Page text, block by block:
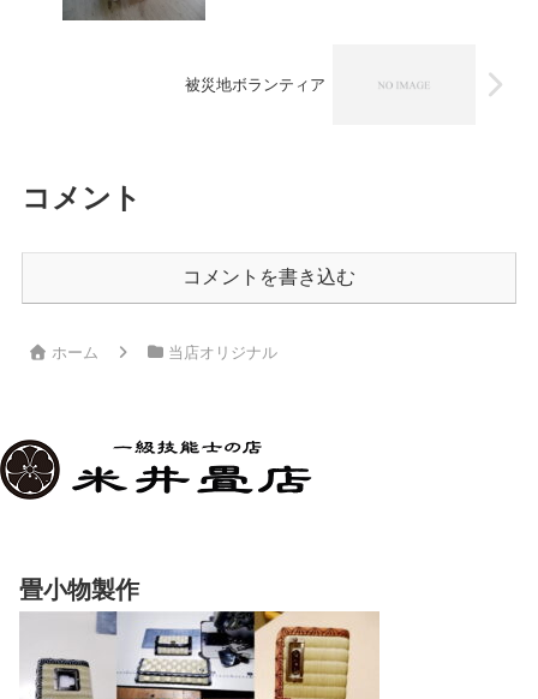
被災地ボランティア
コメント
コメントを書き込む
ホーム 当店オリジナル
畳小物製作